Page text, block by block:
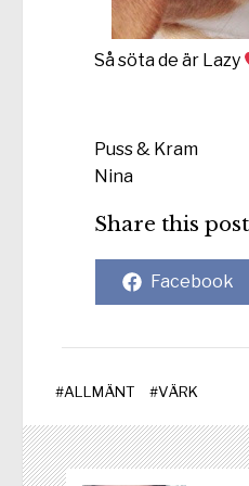
Så söta de är Lazy
Puss & Kram
Nina
Share this
Dela
Facebook
#ALLMÄNT #VÄRK